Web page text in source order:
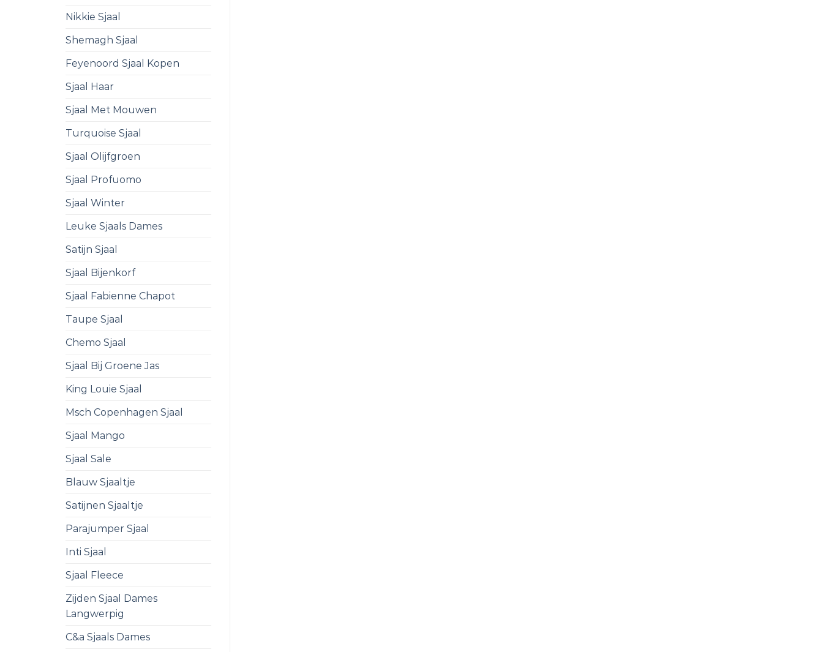
Nikkie Sjaal
Shemagh Sjaal
Feyenoord Sjaal Kopen
Sjaal Haar
Sjaal Met Mouwen
Turquoise Sjaal
Sjaal Olijfgroen
Sjaal Profuomo
Sjaal Winter
Leuke Sjaals Dames
Satijn Sjaal
Sjaal Bijenkorf
Sjaal Fabienne Chapot
Taupe Sjaal
Chemo Sjaal
Sjaal Bij Groene Jas
King Louie Sjaal
Msch Copenhagen Sjaal
Sjaal Mango
Sjaal Sale
Blauw Sjaaltje
Satijnen Sjaaltje
Parajumper Sjaal
Inti Sjaal
Sjaal Fleece
Zijden Sjaal Dames
Langwerpig
C&a Sjaals Dames